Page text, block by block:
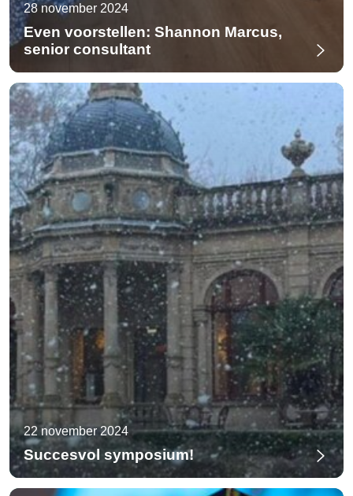
28 november 2024
Even voorstellen: Shannon Marcus,
senior consultant
22 november 2024
Succesvol symposium!